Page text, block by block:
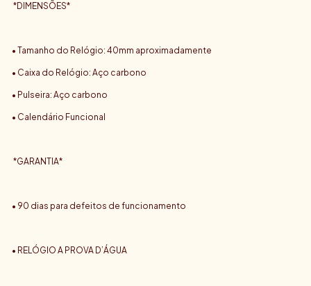
*DIMENSÕES*
• Tamanho do Relógio: 40mm aproximadamente
• Caixa do Relógio: Aço carbono
• Pulseira: Aço carbono
• Calendário Funcional
*GARANTIA*
• 90 dias para defeitos de funcionamento
• RELÓGIO A PROVA D’ÁGUA